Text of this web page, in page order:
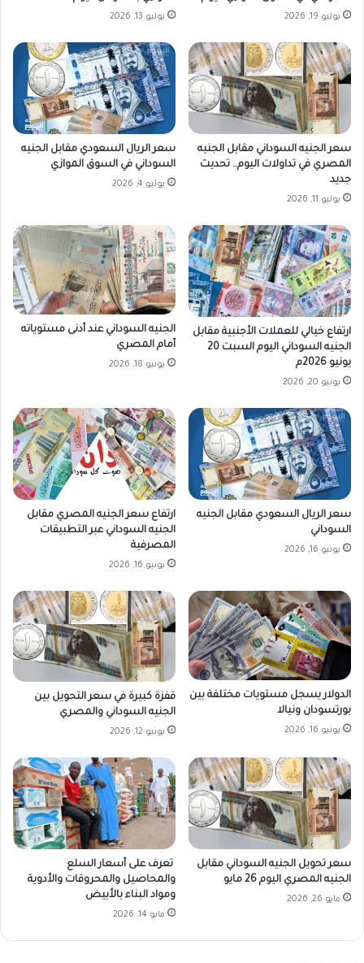
ل
م
ع
7
ك
ت
و
ر
2
0
2
5
ا
ظ
ب
ل
ة
ا
م
ج
ا
ن
ي
ن
و
ع
د
د
ن
ت
ه
ا
ح
د
م
س
ي
ر
ا
م
يوليو 19, 2026 يوليو 13, 2026
سعر الجنيه السوداني مقابل الجنيه
المصري في تداولات اليوم.. تحديث
جديد
يوليو 11, 2026
سعر الريال السعودي مقابل الجنيه
السوداني في السوق الموازي
يوليو 4, 2026
ارتفاع خيالي للعملات الأجنبية مقابل
الجنيه السوداني اليوم السبت 20
يونيو 2026م
يونيو 20, 2026
الجنيه السوداني عند أدنى مستوياته
أمام المصري
يونيو 18, 2026
سعر الريال السعودي مقابل الجنيه
السوداني
يونيو 16, 2026
ارتفاع سعر الجنيه المصري مقابل
الجنيه السوداني عبر التطبيقات
المصرفية
يونيو 16, 2026
الدولار يسجل مستويات مختلفة بين
بورتسودان ونيالا
يونيو 16, 2026
قفزة كبيرة في سعر التحويل بين
الجنيه السوداني والمصري
يونيو 12, 2026
سعر تحويل الجنيه السوداني مقابل
الجنيه المصري اليوم 26 مايو
مايو 26, 2026
تعرف على أسعار السلع
والمحاصيل والمحروقات والأدوية
ومواد البناء بالأبيض
مايو 14, 2026